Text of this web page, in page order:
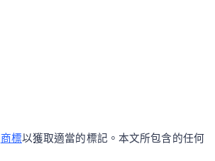
商標以獲取適當的標記。本文所包含的任何